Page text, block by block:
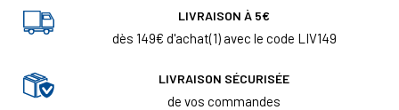
LIVRAISON À 5€
dès 149€ d'achat(1) avec le code LIV149
LIVRAISON SÉCURISÉE
de vos commandes